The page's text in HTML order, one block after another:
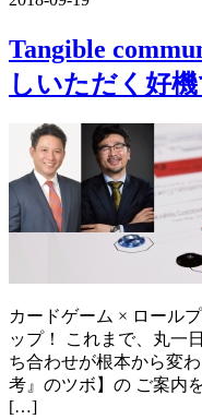
Tangible
しいただく好
カードゲーム × ロール
ップ！ これまで、丸一
ち合わせが根本から変
考』のツボ】の ご案内
[…]